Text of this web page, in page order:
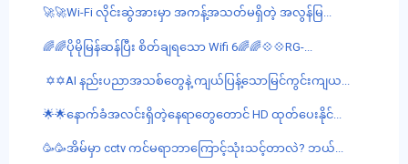
🚀🚀Wi-Fi လိုင်းဆွဲအားမှာ အကန့်အသတ်မရှိတဲ့ အလွန်မြ...
🌈🌈ပိုမိုမြန်ဆန်ပြီး စိတ်ချရသော Wifi 6🌈🌈💠💠RG-...
✡️✡️AI နည်းပညာအသစ်တွေနဲ့ ကျယ်ပြန့်သောမြင်ကွင်းကျယ...
🌟🌟နောက်ခံအလင်းရှိတဲ့နေရာတွေတောင် HD ထုတ်ပေးနိုင်...
🥳🥳အိမ်မှာ cctv ကင်မရာဘာကြောင့်သုံးသင့်တာလဲ? ဘယ်...